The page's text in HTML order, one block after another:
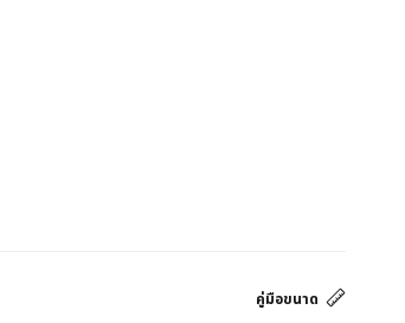
คู่มือขนาด